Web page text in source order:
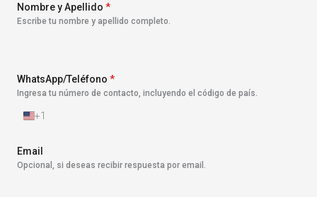
Nombre y Apellido *
Escribe tu nombre y apellido completo.
WhatsApp/Teléfono *
Ingresa tu número de contacto, incluyendo el código de país.
E
a
d
+1
Email
Opcional, si deseas recibir respuesta por email.